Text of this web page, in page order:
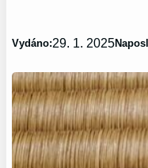
Vydáno:29. 1. 2025